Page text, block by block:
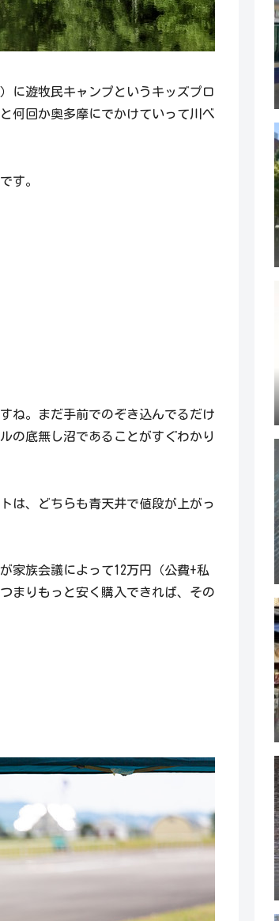
に遊牧民キャンプというキッズプロ
何回か奥多摩にでかけていって川べ
す。
ね。まだ手前でのぞき込んでるだけ
の底無し沼であることがすぐわかり
は、どちらも青天井で値段が上がっ
家族会議によって12万円（公費+私
まりもっと安く購入できれば、その